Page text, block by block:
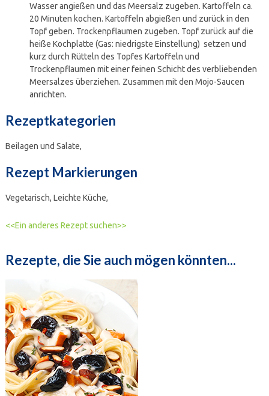
Wasser angießen und das Meersalz zugeben. Kartoffeln ca.
20 Minuten kochen. Kartoffeln abgießen und zurück in den
Topf geben. Trockenpflaumen zugeben. Topf zurück auf die
heiße Kochplatte (Gas: niedrigste Einstellung) setzen und
kurz durch Rütteln des Topfes Kartoffeln und
Trockenpflaumen mit einer feinen Schicht des verbliebenden
Meersalzes überziehen. Zusammen mit den Mojo-Saucen
anrichten.
Rezeptkategorien
Beilagen und Salate,
Rezept Markierungen
Vegetarisch, Leichte Küche,
<<Ein anderes Rezept suchen>>
Rezepte, die Sie auch mögen könnten...